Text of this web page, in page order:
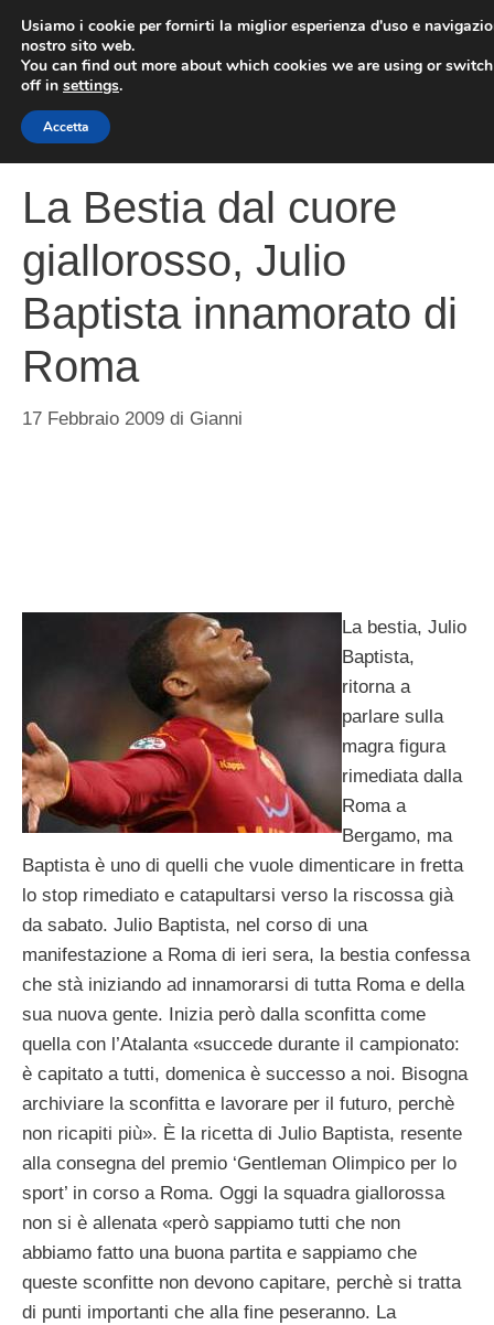
contenuto
La Bestia dal cuore
giallorosso, Julio
Baptista innamorato di
Roma
17 Febbraio 2009 di Gianni
La bestia, Julio
Baptista,
ritorna a
parlare sulla
magra figura
rimediata dalla
Roma a
Bergamo, ma
Baptista è uno di quelli che vuole dimenticare in fretta
lo stop rimediato e catapultarsi verso la riscossa già
da sabato. Julio Baptista, nel corso di una
manifestazione a Roma di ieri sera, la bestia confessa
che stà iniziando ad innamorarsi di tutta Roma e della
sua nuova gente. Inizia però dalla sconfitta come
quella con l’Atalanta «succede durante il campionato:
è capitato a tutti, domenica è successo a noi. Bisogna
archiviare la sconfitta e lavorare per il futuro, perchè
non ricapiti più». È la ricetta di Julio Baptista, resente
alla consegna del premio ‘Gentleman Olimpico per lo
sport’ in corso a Roma. Oggi la squadra giallorossa
non si è allenata «però sappiamo tutti che non
abbiamo fatto una buona partita e sappiamo che
queste sconfitte non devono capitare, perchè si tratta
di punti importanti che alla fine peseranno. La
Usiamo i cookie per fornirti la miglior esperienza d'uso e
nostro sito web.
You can find out more about which cookies we are using or
off in settings.
Accetta